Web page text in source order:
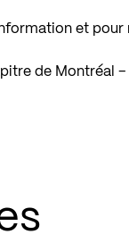
et
de Montréal